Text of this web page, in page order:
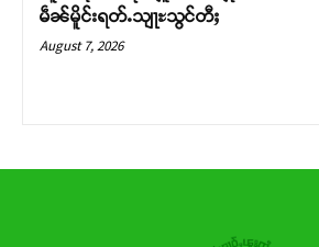
မဵၼ်မိူင်းရတ်ႉသျႃႊသွင်တီႈ
August 7, 2026